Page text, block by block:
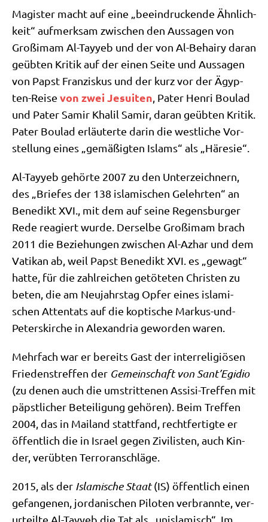
Magi­ster macht auf eine „beein­drucken­de Ähn­lich­
keit“ auf­merk­sam zwi­schen den Aus­sa­gen von
Groß­i­mam Al-Tay­yeb und der von Al-Behairy dar­an
geüb­ten Kri­tik auf der einen Sei­te und Aus­sa­gen
von Papst Fran­zis­kus und der kurz vor der Ägyp­
ten-Rei­se von zwei Jesui­ten, Pater Hen­ri Bou­lad
und Pater Samir Kha­lil Samir, dar­an geüb­ten Kri­tik.
Pater Bou­lad erläu­ter­te dar­in die west­li­che Vor­
stel­lung eines „gemä­ßig­ten Islams“ als „Häre­sie“.
Al-Tay­yeb gehör­te 2007 zu den Unter­zeich­nern,
des „Brie­fes der 138 isla­mi­schen Gelehr­ten“ an
Bene­dikt XVI., mit dem auf sei­ne Regens­bur­ger
Rede reagiert wur­de. Der­sel­be Groß­i­mam brach
2011 die Bezie­hun­gen zwi­schen Al-Azhar und dem
Vati­kan ab, weil Papst Bene­dikt XVI. es „gewagt“
hat­te, für die zahl­rei­chen getö­te­ten Chri­sten zu
beten, die am Neu­jahrs­tag Opfer eines isla­mi­
schen Atten­tats auf die kop­ti­sche Mar­kus-und-
Peters­kir­che in Alex­an­dria gewor­den waren.
Mehr­fach war er bereits Gast der inter­re­li­giö­sen
Frie­dens­tref­fen der Gemein­schaft von Sant’Egidio
(zu denen auch die umstrit­te­nen Assi­si-Tref­fen mit
päpst­li­cher Betei­li­gung gehö­ren). Beim Tref­fen
2004, das in Mai­land statt­fand, recht­fer­tig­te er
öffent­lich die in Isra­el gegen Zivi­li­sten, auch Kin­
der, ver­üb­ten Terroranschläge.
2015, als der Isla­mi­sche Staat(IS) öffent­lich einen
gefan­ge­nen, jor­da­ni­schen Pilo­ten ver­brann­te, ver­